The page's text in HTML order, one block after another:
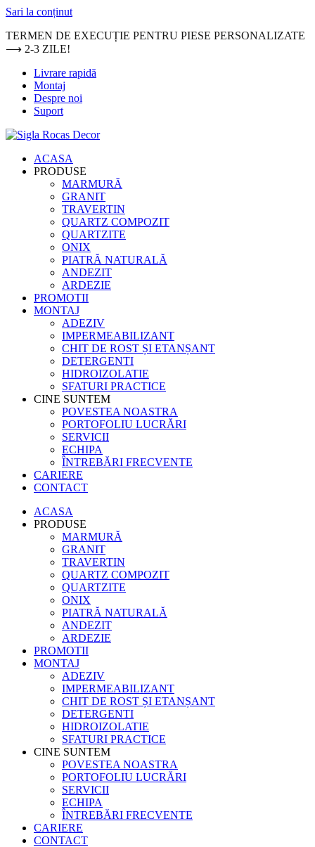
Sari la conținut
TERMEN DE EXECUȚIE PENTRU PIESE PERSONALIZATE
⟶ 2-3 ZILE!
Livrare rapidă
Montaj
Despre noi
Suport
ACASA
PRODUSE
MARMURĂ
GRANIT
TRAVERTIN
QUARTZ COMPOZIT
QUARTZITE
ONIX
PIATRĂ NATURALĂ
ANDEZIT
ARDEZIE
PROMOTII
MONTAJ
ADEZIV
IMPERMEABILIZANT
CHIT DE ROST ȘI ETANȘANT
DETERGENTI
HIDROIZOLATIE
SFATURI PRACTICE
CINE SUNTEM
POVESTEA NOASTRA
PORTOFOLIU LUCRĂRI
SERVICII
ECHIPA
ÎNTREBĂRI FRECVENTE
CARIERE
CONTACT
ACASA
PRODUSE
MARMURĂ
GRANIT
TRAVERTIN
QUARTZ COMPOZIT
QUARTZITE
ONIX
PIATRĂ NATURALĂ
ANDEZIT
ARDEZIE
PROMOTII
MONTAJ
ADEZIV
IMPERMEABILIZANT
CHIT DE ROST ȘI ETANȘANT
DETERGENTI
HIDROIZOLATIE
SFATURI PRACTICE
CINE SUNTEM
POVESTEA NOASTRA
PORTOFOLIU LUCRĂRI
SERVICII
ECHIPA
ÎNTREBĂRI FRECVENTE
CARIERE
CONTACT